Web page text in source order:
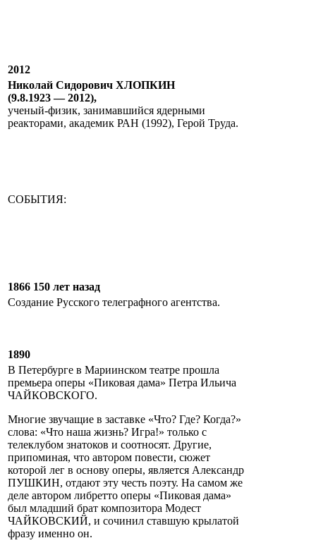
2012
Николай Сидорович ХЛОПКИН
(9.8.1923 — 2012),
ученый-физик, занимавшийся ядерными
реакторами, академик РАН (1992), Герой Труда.
СОБЫТИЯ:
1866 150 лет назад
Создание Русского телеграфного агентства.
1890
В Петербурге в Мариинском театре прошла
премьера оперы «Пиковая дама» Петра Ильича
ЧАЙКОВСКОГО.
Многие звучащие в заставке «Что? Где? Когда?»
слова: «Что наша жизнь? Игра!» только с
телеклубом знатоков и соотносят. Другие,
припоминая, что автором повести, сюжет
которой лег в основу оперы, является Александр
ПУШКИН, отдают эту честь поэту. На самом же
деле автором либретто оперы «Пиковая дама»
был младший брат композитора Модест
ЧАЙКОВСКИЙ, и сочинил ставшую крылатой
фразу именно он.